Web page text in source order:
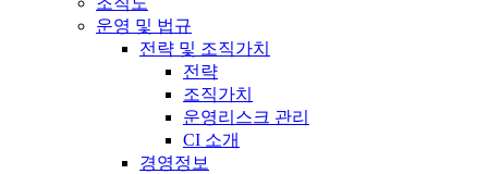
운영 및 법규
전략 및 조직가치
전략
조직가치
운영리스크 관리
CI 소개
경영정보